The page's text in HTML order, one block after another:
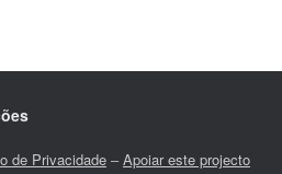
de Privacidade–Apoiar este projecto